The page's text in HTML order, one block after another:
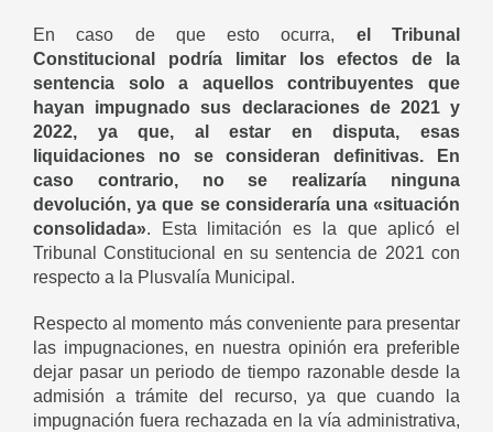
En caso de que esto ocurra, el Tribunal
Constitucional podría limitar los efectos de la
sentencia solo a aquellos contribuyentes que
hayan impugnado sus declaraciones de 2021 y
2022, ya que, al estar en disputa, esas
liquidaciones no se consideran definitivas. En
caso contrario, no se realizaría ninguna
devolución, ya que se consideraría una «situación
consolidada». Esta limitación es la que aplicó el
Tribunal Constitucional en su sentencia de 2021 con
respecto a la Plusvalía Municipal.
Respecto al momento más conveniente para presentar
las impugnaciones, en nuestra opinión era preferible
dejar pasar un periodo de tiempo razonable desde la
admisión a trámite del recurso, ya que cuando la
impugnación fuera rechazada en la vía administrativa,